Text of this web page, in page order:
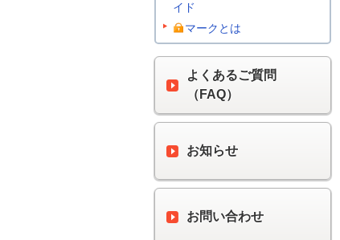
イド
マークとは
よくあるご質問
（FAQ）
お知らせ
お問い合わせ